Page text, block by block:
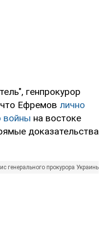
генпрокурор
Ефремов лично
войны на востоке
доказательства
генерального прокурора Украины